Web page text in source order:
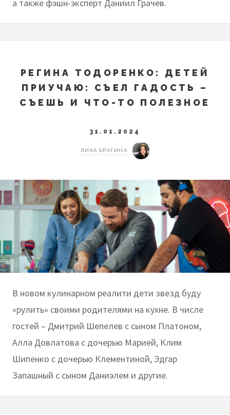
а также фэшн-эксперт Даниил Грачев.
РЕГИНА ТОДОРЕНКО: ДЕТЕЙ
ПРИУЧАЮ: СЪЕЛ ГАДОСТЬ –
СЪЕШЬ И ЧТО-ТО ПОЛЕЗНОЕ
31.01.2024
ЛИКА БРАГИНА
В новом кулинарном реалити дети звезд буду
«рулить» своими родителями на кухне. В числе
гостей – Дмитрий Шепелев с сыном Платоном,
Алла Довлатова с дочерью Марией, Клим
Шипенко с дочерью Клементиной, Эдгар
Запашный с сыном Даниэлем и другие.